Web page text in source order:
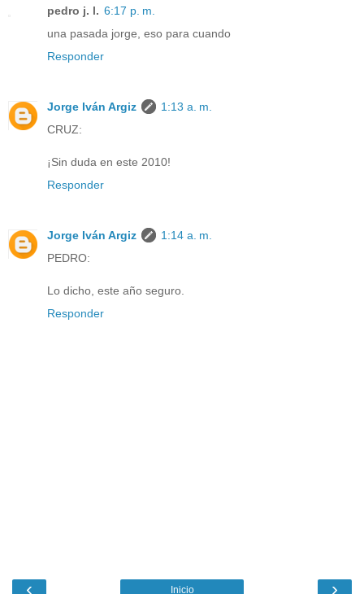
pedro j. l. 6:17 p. m.
una pasada jorge, eso para cuando
Responder
Jorge Iván Argiz
1:13 a. m.
CRUZ:
¡Sin duda en este 2010!
Responder
Jorge Iván Argiz
1:14 a. m.
PEDRO:
Lo dicho, este año seguro.
Responder
‹ ›
Inicio